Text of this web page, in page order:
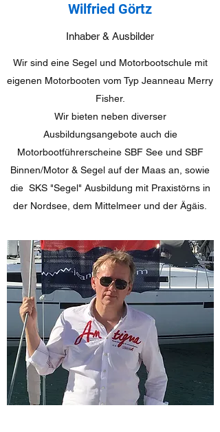
Wilfried Görtz
Inhaber & Ausbilder
Wir sind eine Segel und Motorbootschule mit
eigenen Motorbooten vom Typ Jeanneau Merry
Fisher.
Wir bieten neben diverser
Ausbildungsangebote auch die
Motorbootführerscheine SBF See und SBF
Binnen/Motor & Segel auf der Maas an, sowie
die SKS "Segel" Ausbildung mit Praxistörns in
der Nordsee, dem Mittelmeer und der Ägäis.